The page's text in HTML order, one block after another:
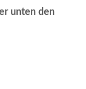
unten den